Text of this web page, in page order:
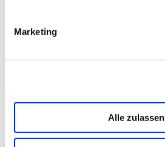
Marketing
Alle zulassen